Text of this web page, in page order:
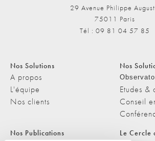
29 Avenue Philippe
75011 Paris
Tél : 09 81 04 57 85
Nos Solutions
A propos
L'équipe
Nos clients
Nos
Etudes &
Conseil
Nos Publications Le Cercle